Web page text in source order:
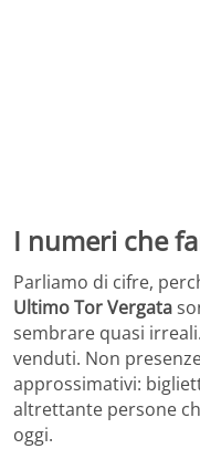
I numeri che
Parliamo di cifre,
Ultimo Tor Vergata
sembrare quasi
venduti. Non
approssimativi:
altrettante persone
oggi.